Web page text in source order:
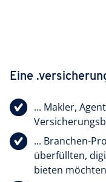
Eine
... Makler,
... Branchen-
überfüllten,
bieten